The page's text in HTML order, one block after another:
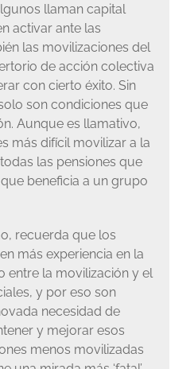
llaman capital
activar ante las
las movilizaciones del
de acción colectiva
con cierto éxito. Sin
son condiciones que
Aunque es llamativo,
más difícil movilizar a la
las pensiones que
beneficia a un grupo
recuerda que los
más experiencia en la
entre la movilización y el
y por eso son
necesidad de
y mejorar esos
menos movilizadas